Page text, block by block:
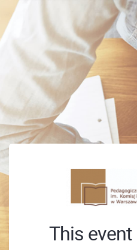
This